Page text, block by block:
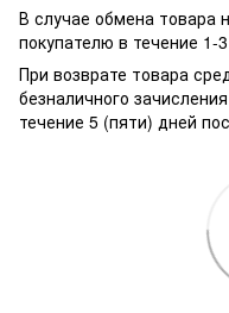
В случае обмена товара
покупателю в течение 1-
При возврате товара
безналичного
течение 5 (пяти) дней